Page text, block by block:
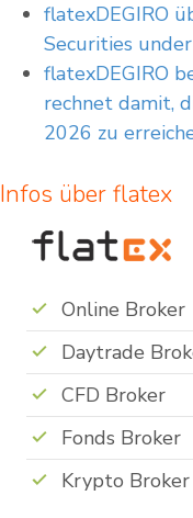
flatexDEGIRO
Securities
flatexDEGIRO
rechnet damit,
2026 zu
Infos über flatex
Online Broker
Daytrade
CFD Broker
Fonds Broker
Krypto Broker